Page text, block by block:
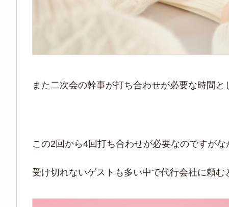
また二次会の幹事が打ち合わせが必要な時間と
この2回から4回打ち合わせが必要なのですが
受け切れないゲストも多い中で代行会社に頼む